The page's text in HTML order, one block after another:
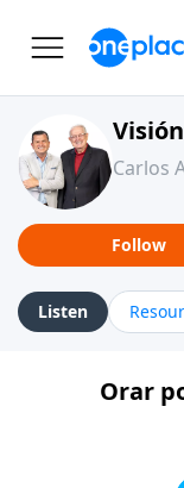
Carlos
Follow
Listen
Orar